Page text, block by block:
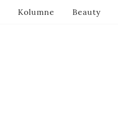
Kolumne Beauty